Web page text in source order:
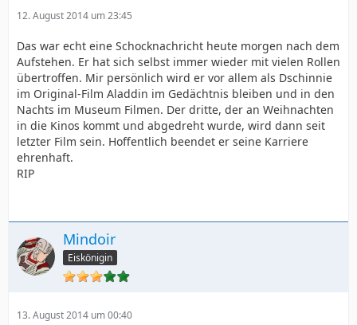
12. August 2014 um 23:45
Das war echt eine Schocknachricht heute morgen nach dem
Aufstehen. Er hat sich selbst immer wieder mit vielen Rollen
übertroffen. Mir persönlich wird er vor allem als Dschinnie
im Original-Film Aladdin im Gedächtnis bleiben und in den
Nachts im Museum Filmen. Der dritte, der an Weihnachten
in die Kinos kommt und abgedreht wurde, wird dann seit
letzter Film sein. Hoffentlich beendet er seine Karriere
ehrenhaft.
RIP
Mindoir
Eiskönigin
13. August 2014 um 00:40